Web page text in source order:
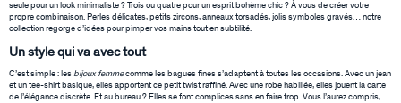
seule pour un look minimaliste ? Trois ou quatre pour un esprit bohème chic ? À vous de créer votre
propre combinaison. Perles délicates, petits zircons, anneaux torsadés, jolis symboles gravés… notre
collection regorge d’idées pour pimper vos mains tout en subtilité.
Un style qui va avec tout
C’est simple : les bijoux femmecomme les bagues fines s’adaptent à toutes les occasions. Avec un jean
et un tee-shirt basique, elles apportent ce petit twist raffiné. Avec une robe habillée, elles jouent la carte
de l’élégance discrète. Et au bureau ? Elles se font complices sans en faire trop. Vous l’aurez compris,